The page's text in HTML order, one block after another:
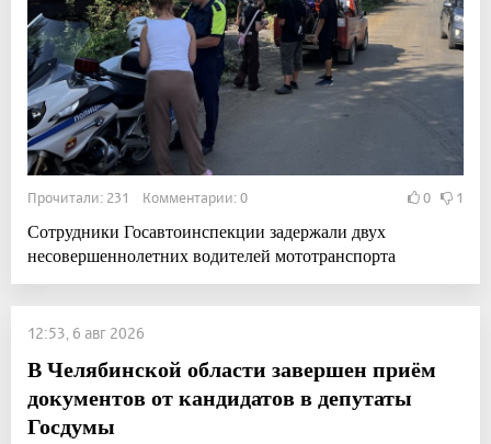
Прочитали: 231 Комментарии: 0 0 1
Сотрудники Госавтоинспекции задержали двух
несовершеннолетних водителей мототранспорта
12:53, 6 авг 2026
В Челябинской области завершен приём
документов от кандидатов в депутаты
Госдумы